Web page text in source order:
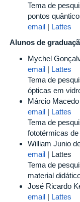
Tema de
pontos
email | Lattes
Alunos de
Mychel
email | Lattes
Tema de
ópticas em
Márcio
email | Lattes
Tema de
fototérmicas
William Junio
email | Lattes
Tema de
material
José Ricardo
email | Lattes